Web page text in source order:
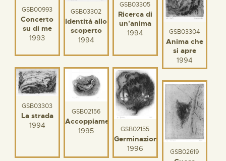
GSB00993
Concerto
su di me
1993
GSB03302
Identità allo
scoperto
1994
GSB03305
Ricerca di
un'anima
1994
GSB03304
Anima che
si apre
1994
GSB03303
La strada
1994
GSB02156
Accoppiamento
1995
GSB02155
Germinazione
1996
GSB02619